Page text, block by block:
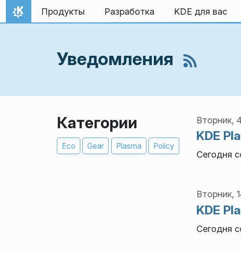
Перейти к содержимому
На главную
Продукты Разработка KDE для вас
Уведомления
Категории
Eco Gear Plasma Policy
Вторник,
KDE
Сегодня
Вторник,
KDE
Сегодня